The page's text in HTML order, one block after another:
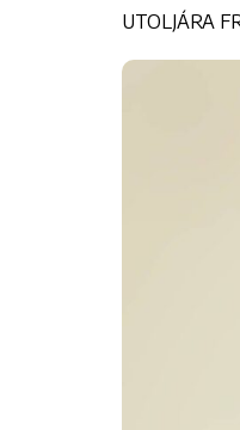
UTOLJÁRA